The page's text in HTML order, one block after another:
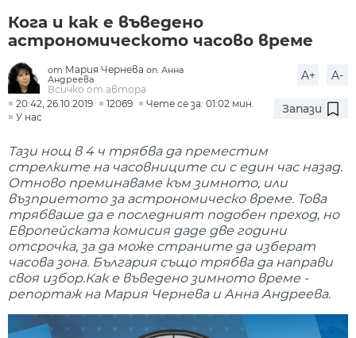
Кога и как е въведено
астрономическото часово време
от Мария Чернева оп. Анна
Андреева
Всичко от автора
A+ A-
20:42, 26.10.2019 12069
Чете се за: 01:02 мин.
У нас
Запази
Тази нощ в 4 ч трябва да преместим
стрелките на часовниците си с един час назад.
Отново преминаваме към зимното, или
възприетото за астрономическо време. Това
трябваше да е последният подобен преход, но
Европейската комисия даде две години
отсрочка, за да може страните да изберат
часова зона. България също трябва да направи
своя избор.Как е въведено зимното време -
репортаж на Мария Чернева и Анна Андреева.